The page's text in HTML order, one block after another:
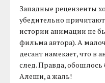
Западные рецензенты
убедительно
истории анимации не
фильма автора). А
десант намекает, что в
след. Правда,
Алеши, а жаль!